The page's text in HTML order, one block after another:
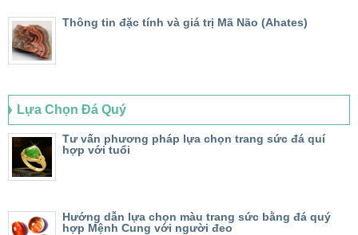
Thông tin đặc tính và giá trị Mã Não (Ahates)
Lựa Chọn Đá Quý
Tư vấn phương pháp lựa chọn trang sức đá quí
hợp với tuổi
Hướng dẫn lựa chọn màu trang sức bằng đá quý
hợp Mệnh Cung với người đeo